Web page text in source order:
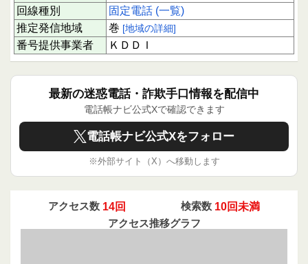
回線種別
固定電話 (一覧)
推定発信地域
巻 [地域の詳細]
番号提供事業者 ＫＤＤＩ
最新の迷惑電話・詐欺手口情報を配信中
電話帳ナビ公式Xで確認できます
電話帳ナビ公式Xをフォロー
※外部サイト（X）へ移動します
アクセス数 14回 検索数 10回未満
アクセス推移グラフ